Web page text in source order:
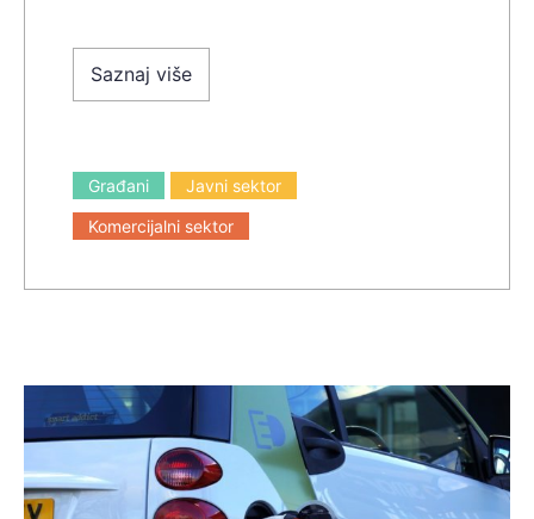
Saznaj više
Građani
Javni sektor
Komercijalni sektor